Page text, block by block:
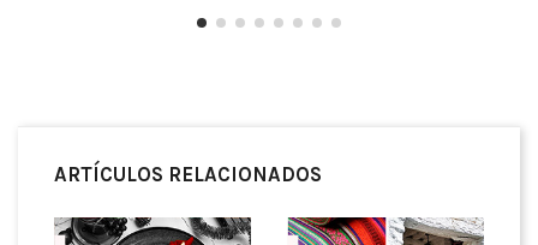
ARTÍCULOS RELACIONADOS